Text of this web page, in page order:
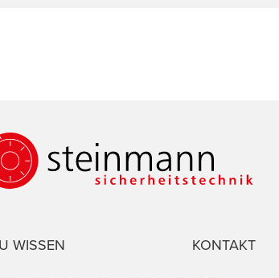
WISSEN KONTAKT